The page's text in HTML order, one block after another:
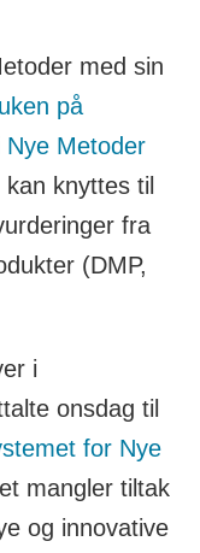
med sin
på
Nye Metoder
knyttes til
fra
(DMP,
i
onsdag til
for Nye
mangler tiltak
og innovative